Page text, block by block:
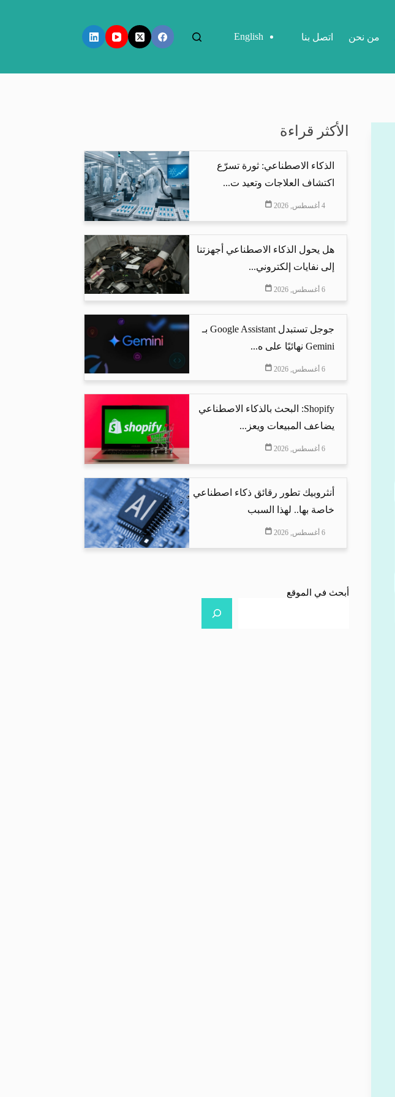
من نحن اتصل بنا English
الأكثر قراءة
الذكاء الاصطناعي: ثورة تسرّع
اكتشاف العلاجات وتعيد ت...
4 أغسطس, 2026
هل يحول الذكاء الاصطناعي أجهزتنا
إلى نفايات إلكتروني...
6 أغسطس, 2026
جوجل تستبدل Google Assistant بـ
Gemini نهائيًا على ه...
6 أغسطس, 2026
Shopify: البحث بالذكاء الاصطناعي
يضاعف المبيعات ويعز...
6 أغسطس, 2026
أنثروبيك تطور رقائق ذكاء اصطناعي
خاصة بها.. لهذا السبب
6 أغسطس, 2026
أبحث في الموقع